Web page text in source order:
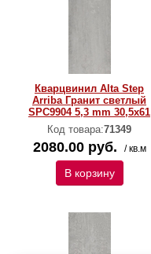
Кварцвинил Alta Step
Arriba Гранит светлый
SPC9904 5,3 mm 30,5х61
Код товара:71349
2080.00 руб. / кв.м
В корзину